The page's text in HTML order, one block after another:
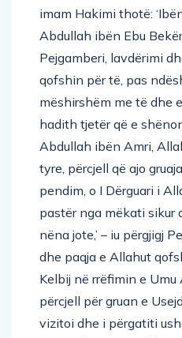
imam Hakimi thotë:
Abdullah ibën Ebu
Pejgamberi, lavdërimi
qofshin për të, pas
mëshirshëm me të dhe
hadith tjetër që e
Abdullah ibën Amri,
tyre, përcjell që ajo
pendim, o I Dërguari i
pastër nga mëkati sikur
nëna jote,’ – iu përgjigj
dhe paqja e Allahut
Kelbij në rrëfimin e
përcjell për gruan e
vizitoi dhe i përgatiti